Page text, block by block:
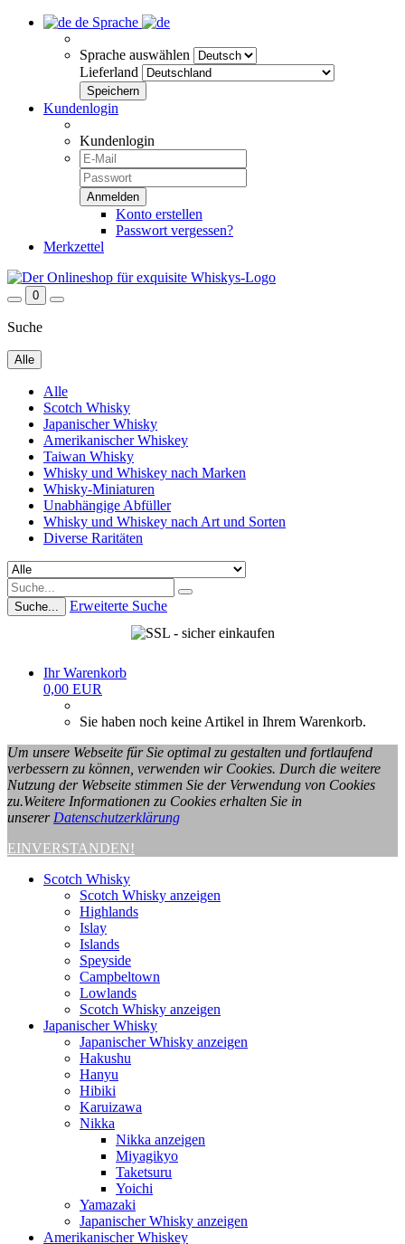
de Sprache
Sprache auswählen
Lieferland
Kundenlogin
Kundenlogin
Konto erstellen
Passwort vergessen?
Merkzettel
0
Suche
Alle
Alle
Scotch Whisky
Japanischer Whisky
Amerikanischer Whiskey
Taiwan Whisky
Whisky und Whiskey nach Marken
Whisky-Miniaturen
Unabhängige Abfüller
Whisky und Whiskey nach Art und Sorten
Diverse Raritäten
Suche... Erweiterte Suche
Ihr Warenkorb
0,00 EUR
Sie haben noch keine Artikel in Ihrem Warenkorb.
Um unsere Webseite für Sie optimal zu gestalten und fortlaufend
verbessern zu können, verwenden wir Cookies. Durch die weitere
Nutzung der Webseite stimmen Sie der Verwendung von Cookies
zu.Weitere Informationen zu Cookies erhalten Sie in
unserer Datenschutzerklärung
EINVERSTANDEN!
Scotch Whisky
Scotch Whisky anzeigen
Highlands
Islay
Islands
Speyside
Campbeltown
Lowlands
Scotch Whisky anzeigen
Japanischer Whisky
Japanischer Whisky anzeigen
Hakushu
Hanyu
Hibiki
Karuizawa
Nikka
Nikka anzeigen
Miyagikyo
Taketsuru
Yoichi
Yamazaki
Japanischer Whisky anzeigen
Amerikanischer Whiskey